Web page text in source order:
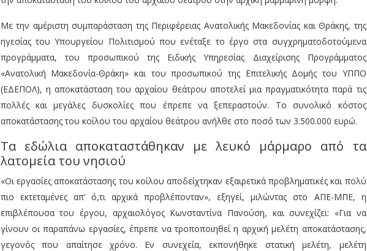
Με την αμέριστη συμπαράσταση της Περιφέρειας Ανατολικής Μακεδονίας και Θράκης, της
ηγεσίας του Υπουργείου Πολιτισμού που ενέταξε το έργο στα συγχρηματοδοτούμενα
προγράμματα, του προσωπικού της Ειδικής Υπηρεσίας Διαχείρισης Προγράμματος
«Ανατολική Μακεδονία-Θράκη» και του προσωπικού της Επιτελικής Δομής του ΥΠΠΟ
(ΕΔΕΠΟΛ), η αποκατάσταση του αρχαίου θεάτρου αποτελεί μια πραγματικότητα παρά τις
πολλές και μεγάλες δυσκολίες που έπρεπε να ξεπεραστούν. Το συνολικό κόστος
αποκατάστασης του κοίλου του αρχαίου θεάτρου ανήλθε στο ποσό των 3.500.000 ευρώ.
Τα εδώλια αποκαταστάθηκαν με λευκό μάρμαρο από τα
λατομεία του νησιού
«Οι εργασίες αποκατάστασης του κοίλου αποδείχτηκαν εξαιρετικά προβληματικές και πολύ
πιο εκτεταμένες απ’ ό,τι αρχικά προβλέπονταν», εξηγεί, μιλώντας στο ΑΠΕ-ΜΠΕ, η
επιβλέπουσα του έργου, αρχαιολόγος Κωνσταντίνα Πανούση, και συνεχίζει: «Για να
γίνουν οι παραπάνω εργασίες, έπρεπε να τροποποιηθεί η αρχική μελέτη αποκατάστασης,
γεγονός που απαίτησε χρόνο. Εν συνεχεία, εκπονήθηκε στατική μελέτη, μελέτη